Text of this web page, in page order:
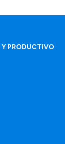
PRODUCTIVO